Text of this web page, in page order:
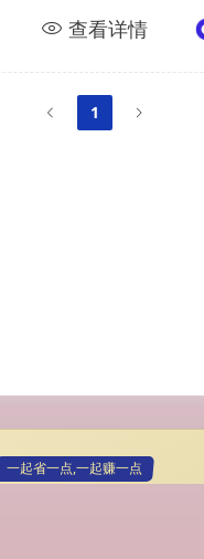
查看详情
1
一起省一点,一起赚一点